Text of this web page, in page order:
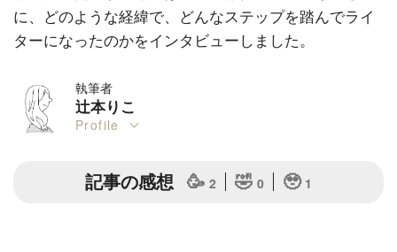
に、どのような経緯で、どんなステップを踏んでライ
ターになったのかをインタビューしました。
執筆者
辻本りこ
Profile
記事の感想 🥳 2 🤣 0 🥹 1